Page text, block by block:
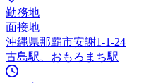
勤務地
面接地
沖縄県那覇市安謝1-1-24
古島駅、おもろまち駅